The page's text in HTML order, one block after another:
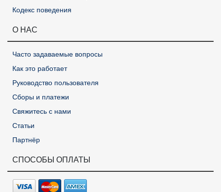
Кодекс поведения
О НАС
Часто задаваемые вопросы
Как это работает
Руководство пользователя
Сборы и платежи
Свяжитесь с нами
Статьи
Партнёр
СПОСОБЫ ОПЛАТЫ